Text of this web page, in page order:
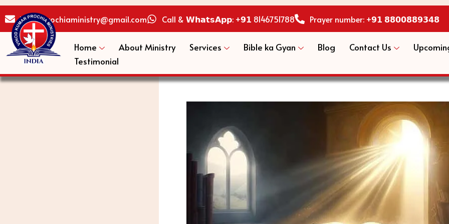
Skip
content
Vinodprochiaministry@gmail.com Call & 𝗪𝗵𝗮𝘁𝘀𝗔𝗽𝗽: +𝟵𝟭 8146751788 Prayer number: +𝟵𝟭 𝟴𝟴𝟬𝟬𝟴𝟴𝟵𝟯𝟰𝟴
Home About Ministry Services Bible ka Gyan Blog Contact Us
Testimonial